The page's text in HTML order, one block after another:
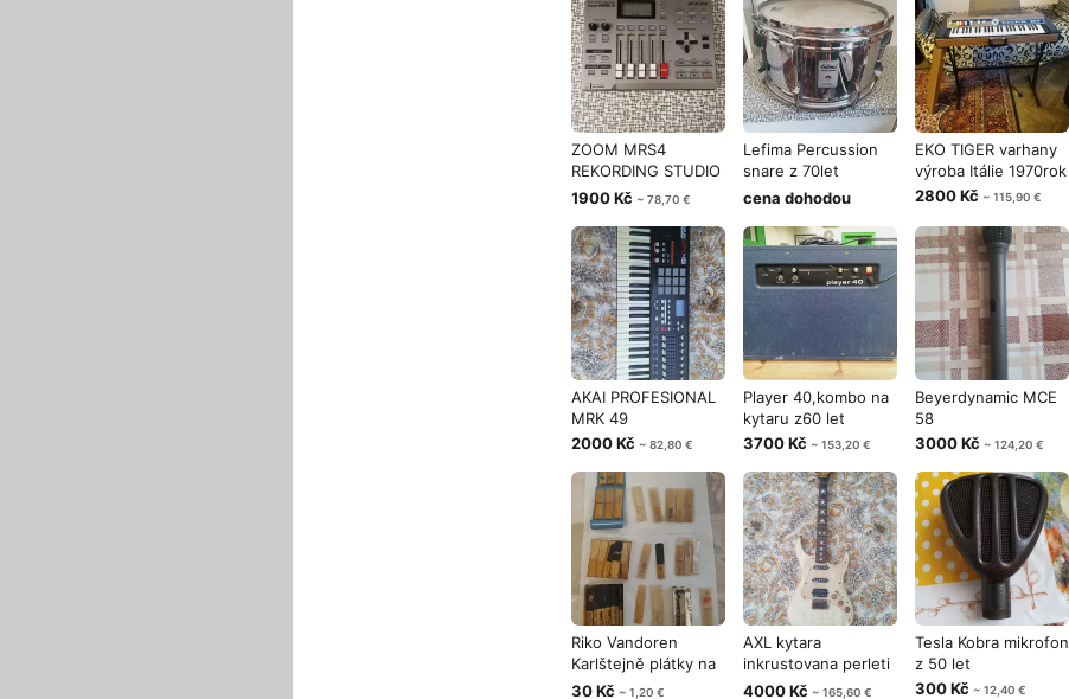
ZOOM MRS4
REKORDING STUDIO
JAPONSKO
1900 Kč ~ 78,70 €
Lefima Percussion
snare z 70let
Německo
cena dohodou
EKO TIGER varhany
výroba Itálie 1970rok
2800 Kč ~ 115,90 €
AKAI PROFESIONAL
MRK 49
2000 Kč ~ 82,80 €
Player 40,kombo na
kytaru z60 let
3700 Kč ~ 153,20 €
Beyerdynamic MCE
58
3000 Kč ~ 124,20 €
Riko Vandoren
Karlštejně plátky na
saksofon
30 Kč ~ 1,20 €
AXL kytara
inkrustovana perleti
krk
4000 Kč ~ 165,60 €
Tesla Kobra mikrofon
z 50 let
300 Kč ~ 12,40 €